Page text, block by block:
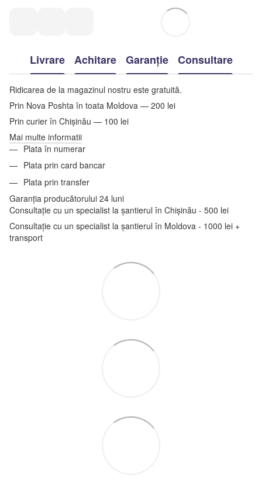
Livrare Achitare Garanție Consultare
Ridicarea de la magazinul nostru este gratuită.
Prin Nova Poshta în toata Moldova — 200 lei
Prin curier în Chișinău — 100 lei
Mai multe informatii
Plata în numerar
Plata prin card bancar
Plata prin transfer
Garanția producătorului 24 luni
Consultație cu un specialist la șantierul în Chișinău - 500 lei
Consultație cu un specialist la șantierul în Moldova - 1000 lei +
transport